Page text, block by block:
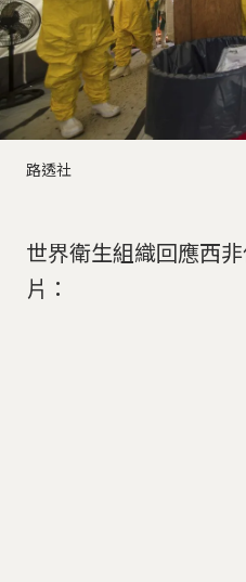
路透社
世界衛生組織回應西
片：